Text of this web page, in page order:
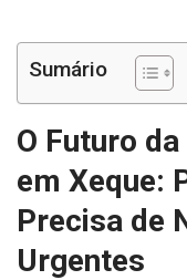
Sumário
O Futuro
em Xeque:
Precisa de
Urgentes